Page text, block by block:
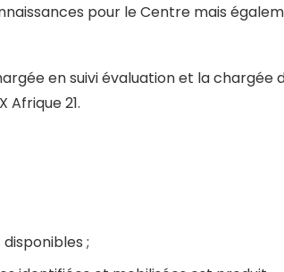
pour le Centre mais
en suivi évaluation et la chargée
21.
;